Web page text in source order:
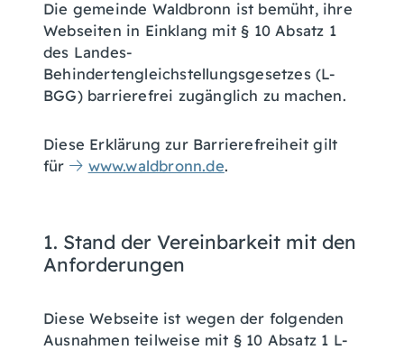
Die gemeinde Waldbronn ist bemüht, ihre
Webseiten in Einklang mit § 10 Absatz 1
des Landes-
Behindertengleichstellungsgesetzes (L-
BGG) barrierefrei zugänglich zu machen.
Diese Erklärung zur Barrierefreiheit gilt
für
www.waldbronn.de.
1. Stand der Vereinbarkeit mit den
Anforderungen
Diese Webseite ist wegen der folgenden
Ausnahmen teilweise mit § 10 Absatz 1 L-